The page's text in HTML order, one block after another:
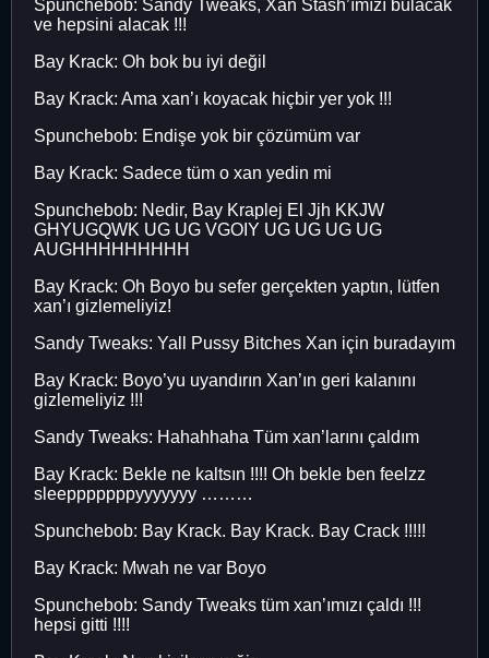
Spunchebob: Sandy Tweaks, Xan Stash’ımızı bulacak
ve hepsini alacak !!!
Bay Krack: Oh bok bu iyi değil
Bay Krack: Ama xan’ı koyacak hiçbir yer yok !!!
Spunchebob: Endişe yok bir çözümüm var
Bay Krack: Sadece tüm o xan yedin mi
Spunchebob: Nedir, Bay Kraplej El Jjh KKJW
GHYUGQWK UG UG VGOIY UG UG UG UG
AUGHHHHHHHHH
Bay Krack: Oh Boyo bu sefer gerçekten yaptın, lütfen
xan’ı gizlemeliyiz!
Sandy Tweaks: Yall Pussy Bitches Xan için buradayım
Bay Krack: Boyo’yu uyandırın Xan’ın geri kalanını
gizlemeliyiz !!!
Sandy Tweaks: Hahahhaha Tüm xan’larını çaldım
Bay Krack: Bekle ne kaltsın !!!! Oh bekle ben feelzz
sleepppppppyyyyyyy ………
Spunchebob: Bay Krack. Bay Krack. Bay Crack !!!!!
Bay Krack: Mwah ne var Boyo
Spunchebob: Sandy Tweaks tüm xan’ımızı çaldı !!!
hepsi gitti !!!!